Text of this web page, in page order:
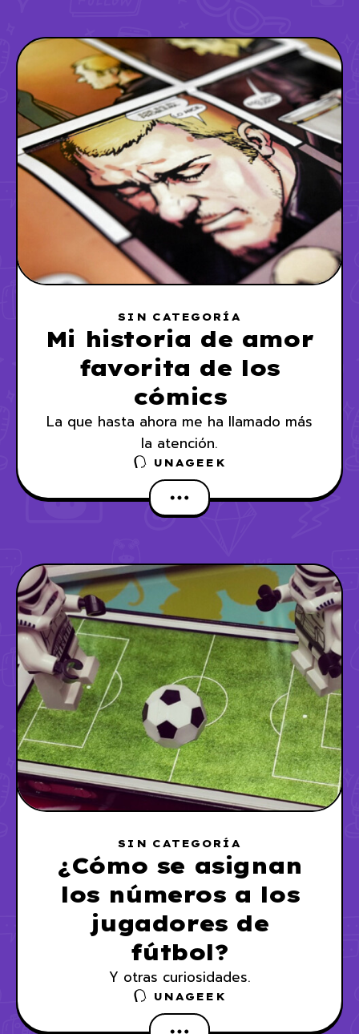
SIN CATEGORÍA
Mi historia de amor
favorita de los
cómics
La que hasta ahora me ha llamado más
la atención.
UNAGEEK
SIN CATEGORÍA
¿Cómo se asignan
los números a los
jugadores de
fútbol?
Y otras curiosidades.
UNAGEEK